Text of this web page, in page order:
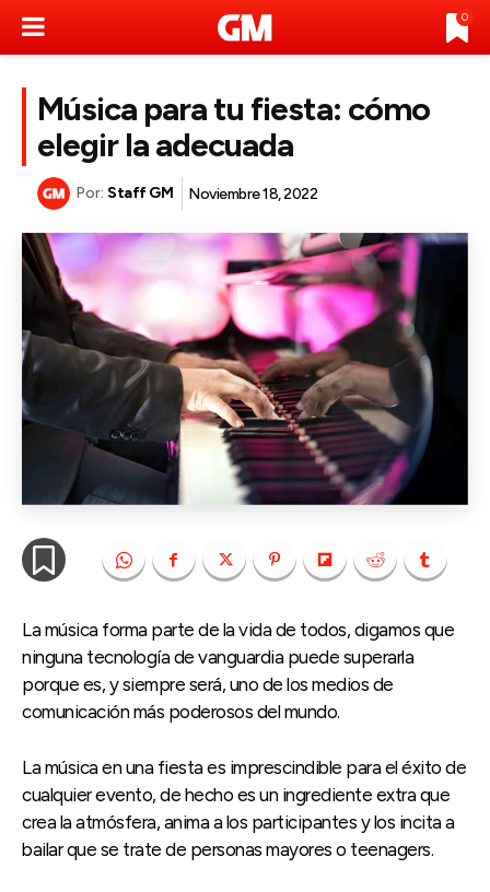
0
Música para tu fiesta: cómo
elegir la adecuada
Por: Staff GM Noviembre 18, 2022
La música forma parte de la vida de todos, digamos que
ninguna tecnología de vanguardia puede superarla
porque es, y siempre será, uno de los medios de
comunicación más poderosos del mundo.
La música en una fiesta es imprescindible para el éxito de
cualquier evento, de hecho es un ingrediente extra que
crea la atmósfera, anima a los participantes y los incita a
bailar que se trate de personas mayores o teenagers.